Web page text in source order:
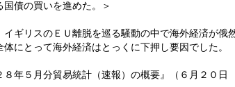
国債の買いを進めた。＞
ギリスのＥＵ離脱を巡る騒動の中で海外経済が俄
体にとって海外経済はとっくに下押し要因でした。
８年５月分貿易統計（速報）の概要』（６月２０日